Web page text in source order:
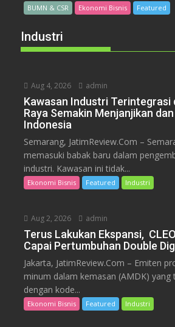
BUMN & CSR Ekonomi Bisnis Featured
Industri
Aug 4, 2026 admin
Kawasan Industri Terintegrasi
Raya Semakin Menjanjikan
Indonesia
Semarang, JatimReview.Com –
memasuki babak baru dalam
industri. Kawasan ini tidak...
Ekonomi Bisnis Featured Industri
Aug 2, 2026 admin
Terus Lakukan Ekspansi,
Capai Pertumbuhan Double
Jakarta, JatimReview.Com – Emiten
minum dalam kemasan (AMDK) yang
dengan kode...
Ekonomi Bisnis Featured Industri